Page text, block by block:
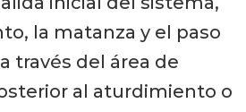
la matanza y el paso
través del área de
al aturdimiento o